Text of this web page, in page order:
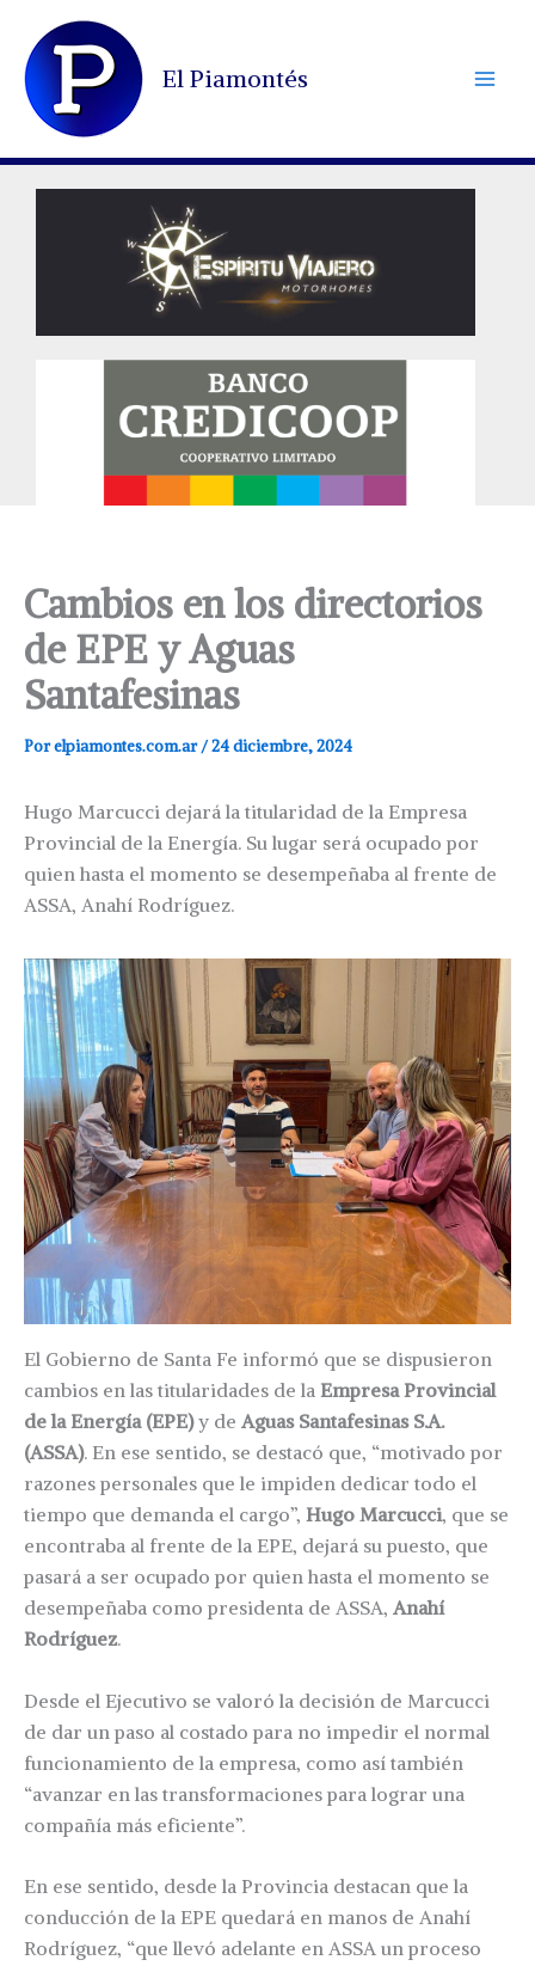
contenido
El Piamontés
Cambios en los directorios
de EPE y Aguas
Santafesinas
Porelpiamontes.com.ar/24 diciembre, 2024
Hugo Marcucci dejará la titularidad de la Empresa
Provincial de la Energía. Su lugar será ocupado por
quien hasta el momento se desempeñaba al frente de
ASSA, Anahí Rodríguez.
El Gobierno de Santa Fe informó que se dispusieron
cambios en las titularidades de la Empresa Provincial
de la Energía (EPE)y de Aguas Santafesinas S.A.
(ASSA). En ese sentido, se destacó que, “motivado por
razones personales que le impiden dedicar todo el
tiempo que demanda el cargo”, Hugo Marcucci, que se
encontraba al frente de la EPE, dejará su puesto, que
pasará a ser ocupado por quien hasta el momento se
desempeñaba como presidenta de ASSA, Anahí
Rodríguez.
Desde el Ejecutivo se valoró la decisión de Marcucci
de dar un paso al costado para no impedir el normal
funcionamiento de la empresa, como así también
“avanzar en las transformaciones para lograr una
compañía más eficiente”.
En ese sentido, desde la Provincia destacan que la
conducción de la EPE quedará en manos de Anahí
Rodríguez, “que llevó adelante en ASSA un proceso